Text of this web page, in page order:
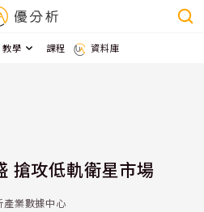
教學 課程 資料庫
搶攻低軌衛星市場
業數據中心